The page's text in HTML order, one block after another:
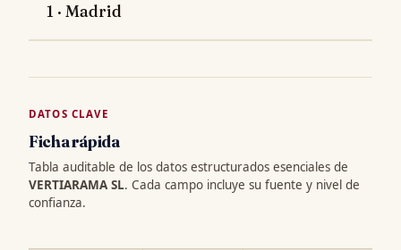
1 · Madrid
DATOS CLAVE
Ficha rápida
Tabla auditable de los datos estructurados esenciales de
VERTIARAMA SL. Cada campo incluye su fuente y nivel de
confianza.